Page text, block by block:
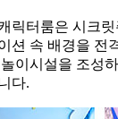
릭터룸은 시크
션 속 배경을 전
이시설을 조성
다.